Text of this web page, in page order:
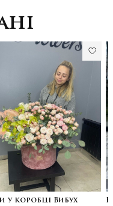
у коробці Вибух